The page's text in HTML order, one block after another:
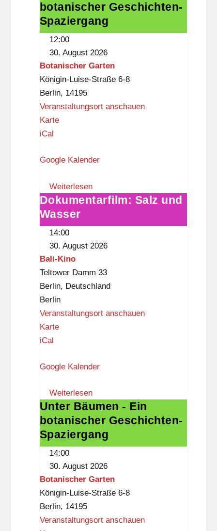
Bäumen
-
Ein
Geschichten-
botanischer Geschichten-
Spaziergang
12:00
30. August 2026
Botanischer Garten
Königin-Luise-Straße 6-8
Berlin, 14195
Veranstaltungsort anschauen
KarteB
a
i
s
c
h
r
G
a
r
t
e
iCal
Google Kalender
Weiterlesen
Dokumentarfilm:
Salz
und
Dokumentarfilm: Salz und
Wasser
14:00
30. August 2026
Bali-Kino
Teltower Damm 33
Berlin, Deutschland
Berlin
Veranstaltungsort anschauen
KarteB
i
K
i
n
o
iCal
Google Kalender
Weiterlesen
Unter
Bäumen
-
Ein
Geschichten-
Unter Bäumen - Ein
botanischer Geschichten-
Spaziergang
14:00
30. August 2026
Botanischer Garten
Königin-Luise-Straße 6-8
Berlin, 14195
Veranstaltungsort anschauen